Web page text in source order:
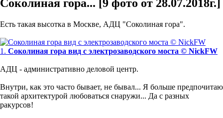
Соколиная гора... [9 фото от 28.07.2018г.]
Есть такая высотка в Москве, АДЦ "Соколиная гора".
1. Соколиная гора вид с электрозаводского моста © NickFW
АДЦ - административно деловой центр.
Внутри, как это часто бывает, не бывал... Я больше предпочитаю
такой архитектурой любоваться снаружи... Да с разных
ракурсов!